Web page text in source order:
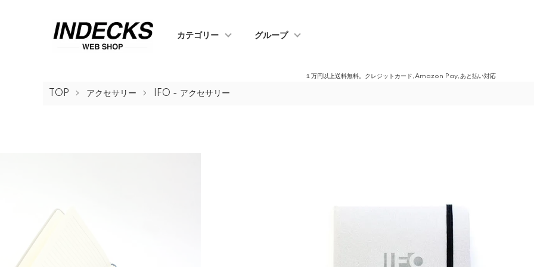
１万円以上送料無料。クレジットカード,Amazon Pay,あと払い対応
カテゴリー グループ
TOP アクセサリー IFO - アクセサリー